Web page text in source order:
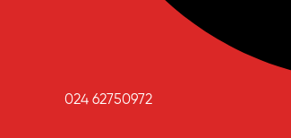
024 62750972